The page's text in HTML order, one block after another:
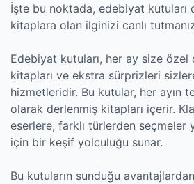
İşte bu noktada, edebiyat kutuları
kitaplara olan ilginizi canlı
Edebiyat kutuları, her ay size özel
kitapları ve ekstra sürprizleri
hizmetleridir. Bu kutular, her ayın
olarak derlenmiş kitapları içerir.
eserlere, farklı türlerden seçmeler
için bir keşif yolculuğu sunar.
Bu kutuların sunduğu